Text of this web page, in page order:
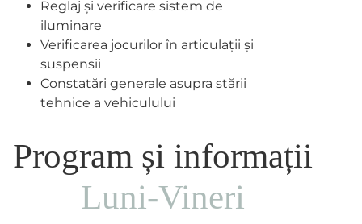
Reglaj și verificare sistem de
iluminare
Verificarea jocurilor în articulații și
suspensii
Constatări generale asupra stării
tehnice a vehiculului
Program și informații
Luni-Vineri